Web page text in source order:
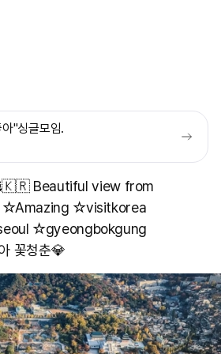
"싱글모임.
Beautiful view from
☆Amazing ☆visitkorea
☆gyeongbokgung
꽃청춘💎